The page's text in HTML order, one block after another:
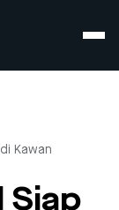
Kawan
Siap